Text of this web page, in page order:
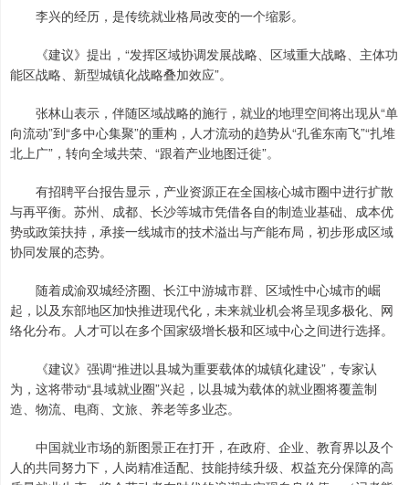
李兴的经历，是传统就业格局改变的一个缩影。
《建议》提出，“发挥区域协调发展战略、区域重大战略、主体功
能区战略、新型城镇化战略叠加效应”。
张林山表示，伴随区域战略的施行，就业的地理空间将出现从“单
向流动”到“多中心集聚”的重构，人才流动的趋势从“孔雀东南飞”“扎堆
北上广”，转向全域共荣、“跟着产业地图迁徙”。
有招聘平台报告显示，产业资源正在全国核心城市圈中进行扩散
与再平衡。苏州、成都、长沙等城市凭借各自的制造业基础、成本优
势或政策扶持，承接一线城市的技术溢出与产能布局，初步形成区域
协同发展的态势。
随着成渝双城经济圈、长江中游城市群、区域性中心城市的崛
起，以及东部地区加快推进现代化，未来就业机会将呈现多极化、网
络化分布。人才可以在多个国家级增长极和区域中心之间进行选择。
《建议》强调“推进以县城为重要载体的城镇化建设”，专家认
为，这将带动“县域就业圈”兴起，以县城为载体的就业圈将覆盖制
造、物流、电商、文旅、养老等多业态。
中国就业市场的新图景正在打开，在政府、企业、教育界以及个
人的共同努力下，人岗精准适配、技能持续升级、权益充分保障的高